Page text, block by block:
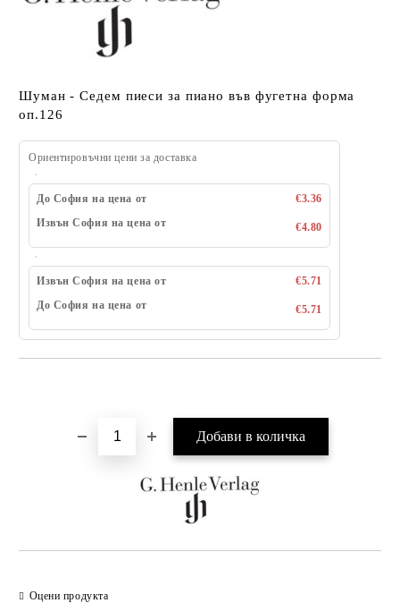
Шуман - Седем пиеси за пиано във фугетна форма
оп.126
Ориентировъчни цени за доставка
До София на цена от
€3.36
Извън София на цена от
€4.80
Извън София на цена от
€5.71
До София на цена от
€5.71
Оцени продукта